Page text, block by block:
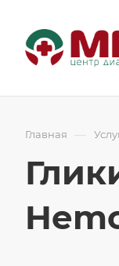
Главная —